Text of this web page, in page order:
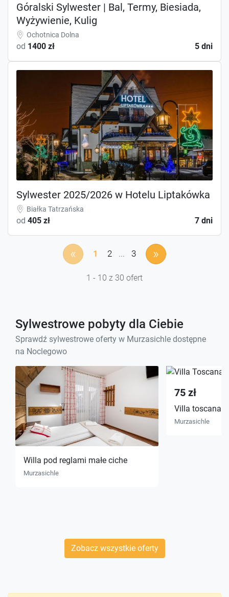
Góralski Sylwester | Bal, Termy, Biesiada,
Wyżywienie, Kulig
Ochotnica Dolna
od 1400 zł 5 dni
Sylwester 2025/2026 w Hotelu Liptakówka
Białka Tatrzańska
od 405 zł 7 dni
« 1 2 ... 3 »
1 - 10 z 30 ofert
Sylwestrowe pobyty dla Ciebie
Sprawdź sylwestrowe oferty w Murzasichle dostępne
na Noclegowo
Willa pod reglami małe ciche
Murzasichle
75 zł
Villa toscana
Murzasichle
Zobacz wszystkie oferty